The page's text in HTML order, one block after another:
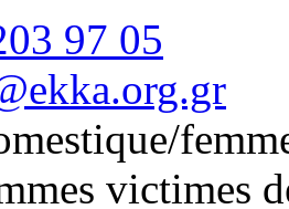
97 05
victimes